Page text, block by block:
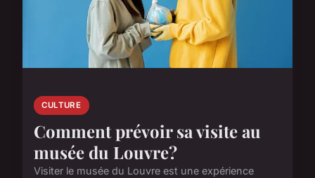
CULTURE
Comment prévoir sa visite au
musée du Louvre?
Visiter le musée du Louvre est une expérience